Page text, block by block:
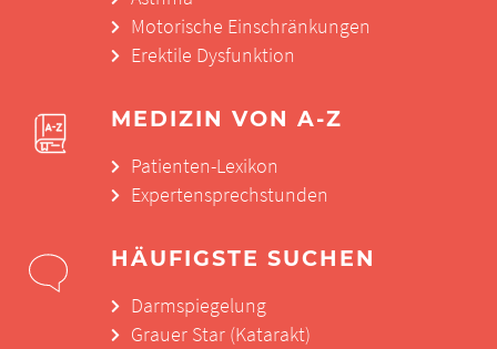
Motorische Einschränkungen
Erektile Dysfunktion
MEDIZIN VON A-Z
Patienten-Lexikon
Expertensprechstunden
HÄUFIGSTE SUCHEN
Darmspiegelung
Grauer Star (Katarakt)